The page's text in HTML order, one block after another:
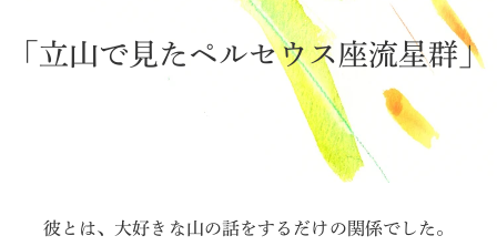
「立山で見たペルセウス座流星群」
彼とは、大好きな山の話をするだけの関係でした。